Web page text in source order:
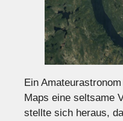
Ein
Maps eine seltsame
stellte sich heraus,